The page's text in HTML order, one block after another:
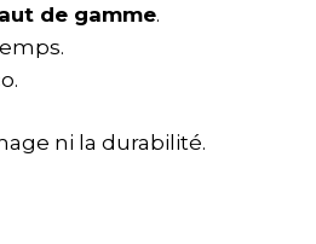
de gamme.
ni la durabilité.